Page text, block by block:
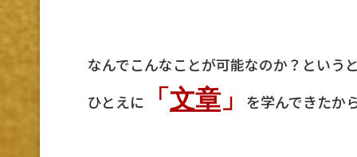
なんでこんなことが可能なのか？という
ひとえに
「 文章 」 を学んできたか